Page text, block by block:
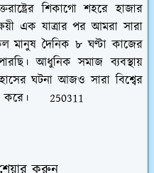
শিকাগো শহরে হাজার
এক যাত্রার পর আমরা সারা
মানুষ দৈনিক ৮ ঘণ্টা কাজের
আধুনিক সমাজ ব্যবস্থায়
ঘটনা আজও সারা বিশ্বের
করে। 250311